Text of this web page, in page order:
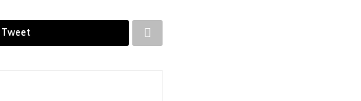
Tweet